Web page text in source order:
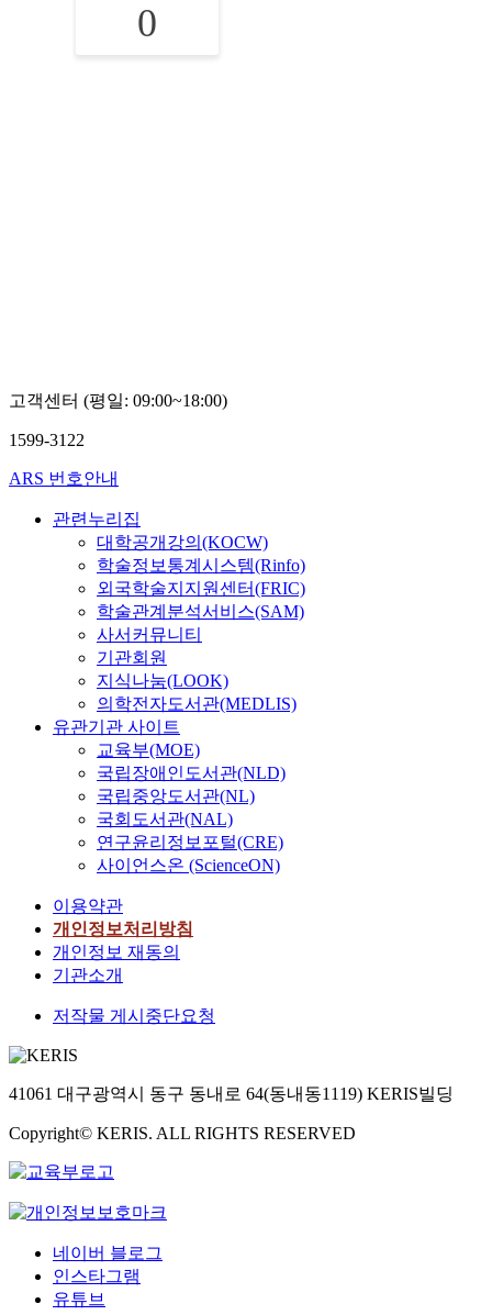
0
고객센터 (평일: 09:00~18:00)
1599-3122
ARS 번호안내
관련누리집
대학공개강의(KOCW)
학술정보통계시스템(Rinfo)
외국학술지지원센터(FRIC)
학술관계분석서비스(SAM)
사서커뮤니티
기관회원
지식나눔(LOOK)
의학전자도서관(MEDLIS)
유관기관 사이트
교육부(MOE)
국립장애인도서관(NLD)
국립중앙도서관(NL)
국회도서관(NAL)
연구윤리정보포털(CRE)
사이언스온 (ScienceON)
이용약관
개인정보처리방침
개인정보 재동의
기관소개
저작물 게시중단요청
41061 대구광역시 동구 동내로 64(동내동1119) KERIS빌딩
Copyright© KERIS. ALL RIGHTS RESERVED
네이버 블로그
인스타그램
유튜브